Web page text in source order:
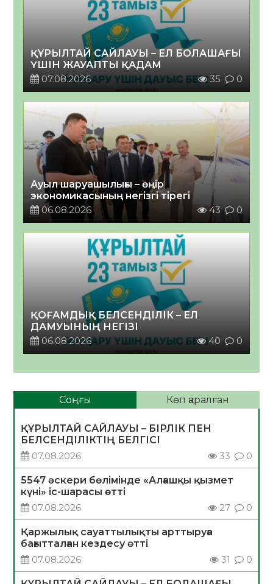
ҚҰРЫЛТАЙ САЙЛАУЫ – ЕЛ БОЛАШАҒЫ
ҮШІН ЖАУАПТЫ ҚАДАМ
07.08.2026
35 0
Ауыл шаруашылығы – өңір
экономикасының негізгі тірегі
06.08.2026
43 0
ҚОҒАМДЫҚ БЕЛСЕНДІЛІК – ЕЛ
ДАМУЫНЫҢ НЕГІЗІ
06.08.2026
40 0
Соңғы Көп қаралған
ҚҰРЫЛТАЙ САЙЛАУЫ – БІРЛІК ПЕН
БЕЛСЕНДІЛІКТІҢ БЕЛГІСІ
07.08.2026
33 0
5547 әскери бөлімінде «Алғашқы қызмет
күні» іс-шарасы өтті
07.08.2026
27 0
Қаржылық сауаттылықты арттыруға
бағытталған кездесу өтті
07.08.2026
31 0